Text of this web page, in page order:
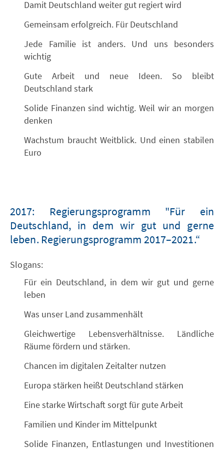
Damit Deutschland weiter gut regiert wird
Gemeinsam erfolgreich. Für Deutschland
Jede Familie ist anders. Und uns besonders
wichtig
Gute Arbeit und neue Ideen. So bleibt
Deutschland stark
Solide Finanzen sind wichtig. Weil wir an morgen
denken
Wachstum braucht Weitblick. Und einen stabilen
Euro
2017: Regierungsprogramm "Für ein
Deutschland, in dem wir gut und gerne
leben. Regierungsprogramm 2017–2021.“
Slogans:
Für ein Deutschland, in dem wir gut und gerne
leben
Was unser Land zusammenhält
Gleichwertige Lebensverhältnisse. Ländliche
Räume fördern und stärken.
Chancen im digitalen Zeitalter nutzen
Europa stärken heißt Deutschland stärken
Eine starke Wirtschaft sorgt für gute Arbeit
Familien und Kinder im Mittelpunkt
Solide Finanzen, Entlastungen und Investitionen